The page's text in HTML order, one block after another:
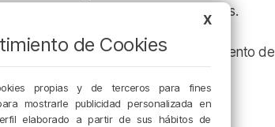
que atrajo a 240.000 espectadores.
en directo en España y el fortalecimiento del
X
de Cookies
propias y de terceros para fines
mostrarle publicidad personalizada en
elaborado a partir de sus hábitos de